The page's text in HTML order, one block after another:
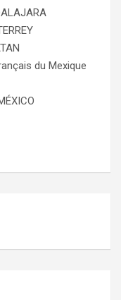
du Mexique